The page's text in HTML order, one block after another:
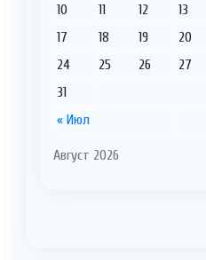
Август 2026
« Июл
10
11 12 13
17
18 19 20
24
25 26 27
31